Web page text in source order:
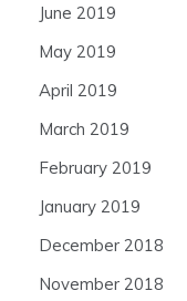
June 2019
May 2019
April 2019
March 2019
February 2019
January 2019
December 2018
November 2018